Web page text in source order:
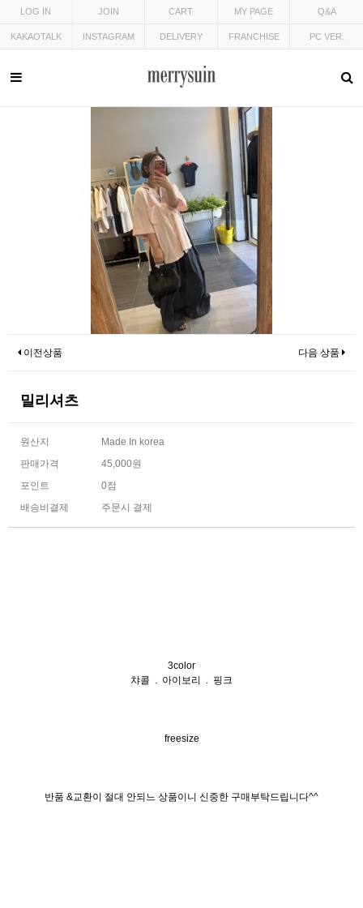
LOG IN JOIN CART MY PAGE Q&A
KAKAOTALK INSTAGRAM DELIVERY FRANCHISE PC VER.
이전상품 다음 상품
밀리셔츠
원산지
Made In korea
판매가격
45,000원
포인트
0점
배송비결제
주문시 결제
3color
챠콜 . 아이보리 . 핑크
freesize
반품 &교환이 절대 안되느 상품이니 신중한 구매부탁드립니다^^